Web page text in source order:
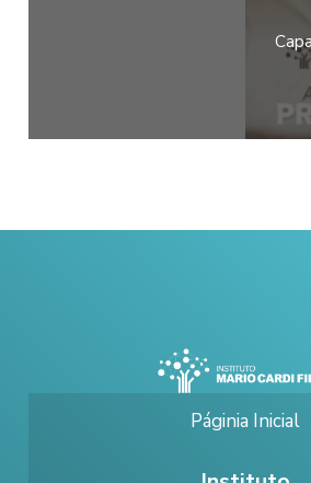
Páginia Inicial